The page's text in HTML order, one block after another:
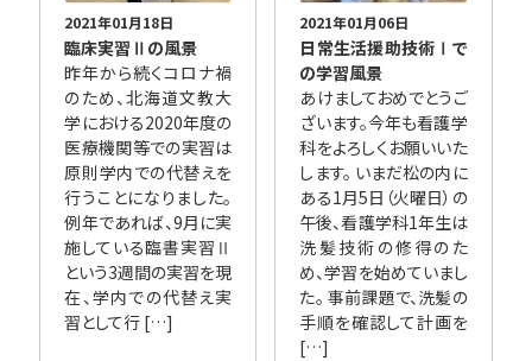
2021年01月18日
臨床実習Ⅱの風景
昨年から続くコロナ禍
のため、北海道文教大
学における2020年度の
医療機関等での実習は
原則学内での代替えを
行うことになりました。
例年であれば、9月に実
施している臨書実習Ⅱ
という3週間の実習を現
在、学内での代替え実
習として行 […]
2021年01月06日
日常生活援助技術Ⅰで
の学習風景
あけましておめでとうご
ざいます。今年も看護学
科をよろしくお願いいた
します。 いまだ松の内に
ある1月5日（火曜日）の
午後、看護学科1年生は
洗髪技術の修得のた
め、学習を始めていまし
た。 事前課題で、洗髪の
手順を確認して計画を
[…]